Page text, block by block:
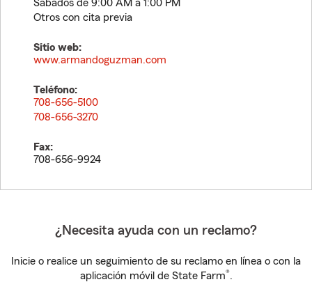
Sábados de 9:00 AM a 1:00 PM
Otros con cita previa
Sitio web:
www.armandoguzman.com
Teléfono:
708-656-5100
708-656-3270
Fax:
708-656-9924
¿Necesita ayuda con un reclamo?
Inicie o realice un seguimiento de su reclamo en línea o con la
aplicación móvil de State Farm®.